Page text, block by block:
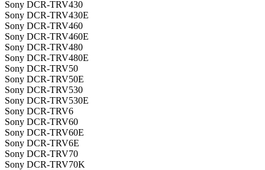
Sony DCR-TRV430
Sony DCR-TRV430E
Sony DCR-TRV460
Sony DCR-TRV460E
Sony DCR-TRV480
Sony DCR-TRV480E
Sony DCR-TRV50
Sony DCR-TRV50E
Sony DCR-TRV530
Sony DCR-TRV530E
Sony DCR-TRV6
Sony DCR-TRV60
Sony DCR-TRV60E
Sony DCR-TRV6E
Sony DCR-TRV70
Sony DCR-TRV70K